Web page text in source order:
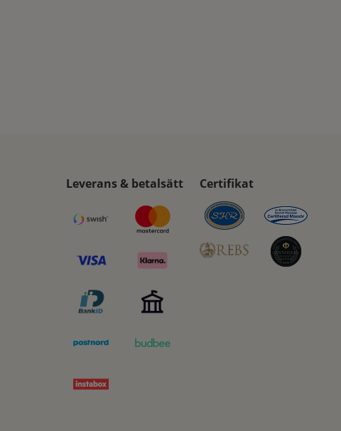
Leverans & betalsätt Certifikat